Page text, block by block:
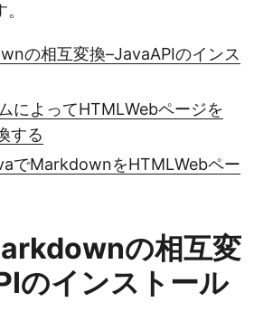
の相互変換–JavaAPIのインス
によってHTMLWebページを
する
でMarkdownをHTMLWebペー
の相互変
のインストール